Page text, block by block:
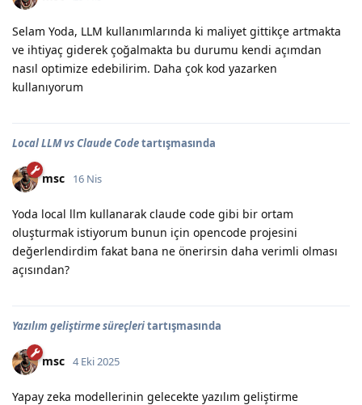
Selam Yoda, LLM kullanımlarında ki maliyet gittikçe artmakta
ve ihtiyaç giderek çoğalmakta bu durumu kendi açımdan
nasıl optimize edebilirim. Daha çok kod yazarken
kullanıyorum
Local LLM vs Claude Codetartışmasında
msc 16 Nis
Yoda local llm kullanarak claude code gibi bir ortam
oluşturmak istiyorum bunun için opencode projesini
değerlendirdim fakat bana ne önerirsin daha verimli olması
açısından?
Yazılım geliştirme süreçleritartışmasında
msc 4 Eki 2025
Yapay zeka modellerinin gelecekte yazılım geliştirme